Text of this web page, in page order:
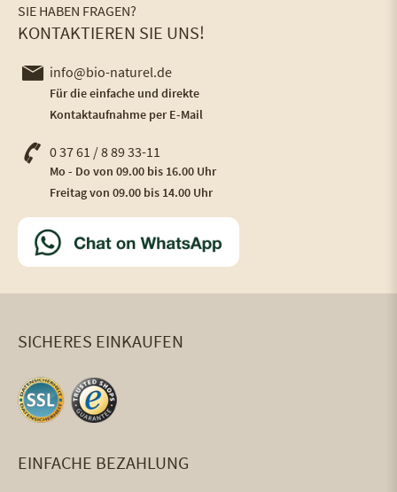
SIE HABEN FRAGEN?
KONTAKTIEREN SIE UNS!
info@bio-naturel.de
Für die einfache und direkte
Kontaktaufnahme per E-Mail
0 37 61 / 8 89 33-11
Mo - Do von 09.00 bis 16.00 Uhr
Freitag von 09.00 bis 14.00 Uhr
SICHERES EINKAUFEN
EINFACHE BEZAHLUNG